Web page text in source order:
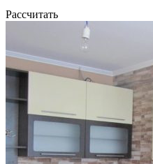
Рассчитать